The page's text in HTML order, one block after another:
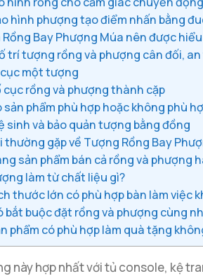
hình phượng tạo điểm nhấn bằng
Rồng Bay Phượng Múa nên được
trí tượng rồng và phượng cân đối,
một tượng
cục rồng và phượng thành cặp
sản phẩm phù hợp hoặc không phù
sinh và bảo quản tượng bằng đồng
thường gặp về Tượng Rồng Bay
sản phẩm bán cả rồng và phượng
làm từ chất liệu gì?
thước lớn có phù hợp bàn làm việc
bắt buộc đặt rồng và phượng cùng
phẩm có phù hợp làm quà tặng
này hợp nhất với tủ console, kệ